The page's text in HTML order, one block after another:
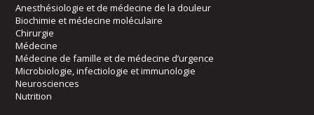
Anesthésiologie et de médecine de la douleur
Biochimie et médecine moléculaire
Chirurgie
Médecine
Médecine de famille et de médecine d’urgence
Microbiologie, infectiologie et immunologie
Neurosciences
Nutrition